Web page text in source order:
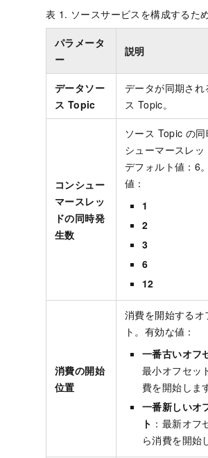
表 1. ソースサービスを構成するた
パラメータ
ー
説明
データソー
ス Topic
データが同期され
ス Topic。
コンシュー
マースレッ
ドの同時発
生数
ソース Topic の
シューマースレッ
デフォルト値：6
値：
1
2
3
6
12
消費の開始
位置
消費を開始するオ
ト。有効な値：
一番古いオフ
最小オフセッ
費を開始しま
一番新しいオ
ト ：最新オフ
ら消費を開始